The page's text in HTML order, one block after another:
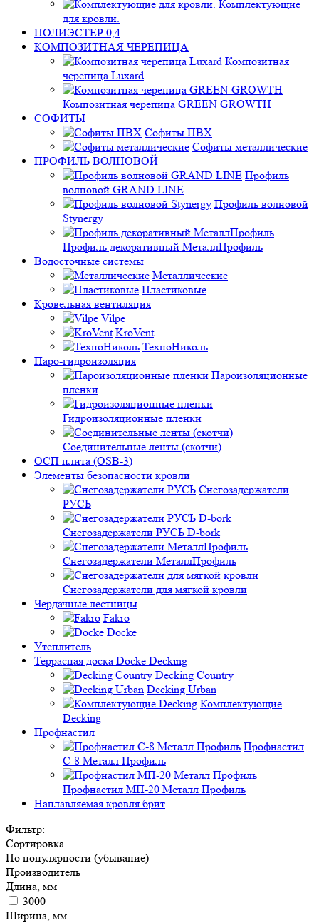
Комплектующие
для кровли.
ПОЛИЭСТЕР 0,4
КОМПОЗИТНАЯ ЧЕРЕПИЦА
Композитная
черепица Luxard
Композитная черепица GREEN GROWTH
СОФИТЫ
Софиты ПВХ
Софиты металлические
ПРОФИЛЬ ВОЛНОВОЙ
Профиль
волновой GRAND LINE
Профиль волновой
Stynergy
Профиль декоративный МеталлПрофиль
Водосточные системы
Металлические
Пластиковые
Кровельная вентиляция
Vilpe
KroVent
ТехноНиколь
Паро-гидроизоляция
Пароизоляционные
пленки
Гидроизоляционные пленки
Соединительные ленты (скотчи)
ОСП плита (OSB-3)
Элементы безопасности кровли
Снегозадержатели
РУСЬ
Снегозадержатели РУСЬ D-bork
Снегозадержатели МеталлПрофиль
Снегозадержатели для мягкой кровли
Чердачные лестницы
Fakro
Docke
Утеплитель
Террасная доска Docke Decking
Decking Country
Decking Urban
Комплектующие
Decking
Профнастил
Профнастил
C-8 Металл Профиль
Профнастил МП-20 Металл Профиль
Наплавляемая кровля брит
Фильтр:
Сортировка
По популярности (убывание)
Производитель
Длина, мм
3000
Ширина, мм